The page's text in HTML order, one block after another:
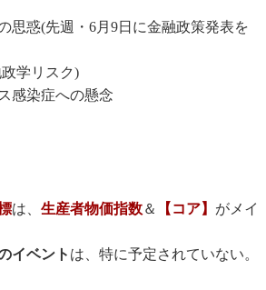
思惑(先週・6月9日に金融政策発表を
学リスク)
感染症への懸念
は、 生産者物価指数＆ 【コア】 がメイ
イベント は、特に予定されていない。